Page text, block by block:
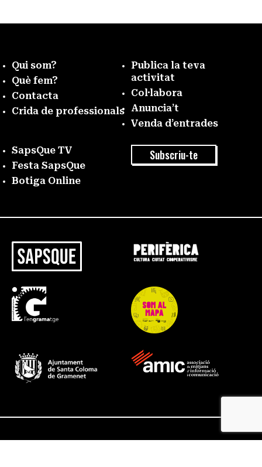
Qui som?
Què fem?
Contacta
Crida de professionals
Publica la teva
activitat
Col·labora
Anuncia’t
Venda d’entrades
SapsQue TV
Festa SapsQue
Botiga Online
Subscriu-te